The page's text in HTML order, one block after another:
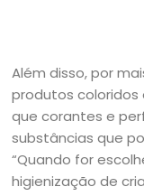
Além disso, por
produtos coloridos
que corantes e
substâncias que
“Quando for
higienização de